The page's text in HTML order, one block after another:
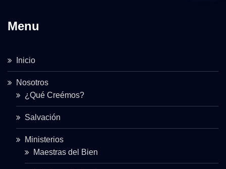
Menu
Inicio
Nosotros
¿Qué Creémos?
Salvación
Ministerios
Maestras del Bien